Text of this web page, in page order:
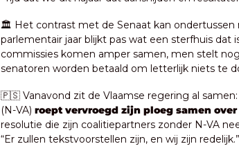
🏛️ Het contrast met de Senaat kan ondertussen
parlementair jaar blijkt pas wat een sterfhuis dat
commissies komen amper samen, men stelt
senatoren worden betaald om letterlijk niets te
🇵🇸 Vanavond zit de Vlaamse regering al
(N-VA) roept vervroegd zijn ploeg samen over
resolutie die zijn coalitiepartners zonder N-VA
“Er zullen tekstvoorstellen zijn, en wij zijn redelijk.”